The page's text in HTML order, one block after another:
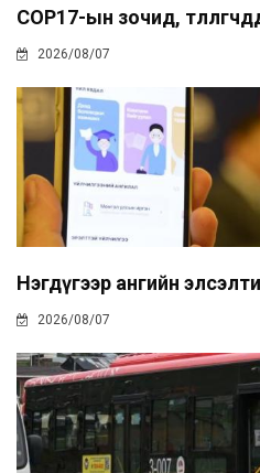
COP17-ын зочид,
2026/08/07
Нэгдүгээр ангийн
2026/08/07